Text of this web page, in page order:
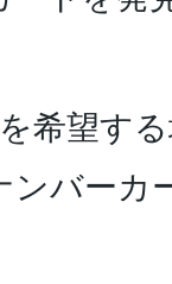
希望す
ンバーカ